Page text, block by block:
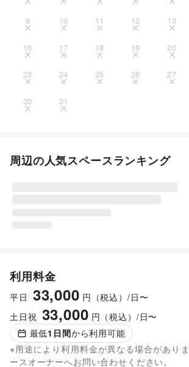
9 10 11 12 13
16 17 18 19 20
23 24 25 26 27
30 31
周辺の人気スペースランキング
利用料金
平日 33,000 円（税込）/日〜
土日祝 33,000 円（税込）/日〜
最低1 日間から利用可能
※用途により利用料金が異なる場合があり
ースオーナーへお問い合わせください。